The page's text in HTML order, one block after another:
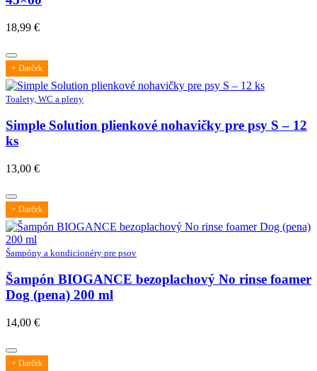
18,99 €
+ Darček
Toalety, WC a pleny
Simple Solution plienkové nohavičky pre psy S – 12
ks
13,00 €
+ Darček
Šampóny a kondicionéry pre psov
Šampón BIOGANCE bezoplachový No rinse foamer
Dog (pena) 200 ml
14,00 €
+ Darček